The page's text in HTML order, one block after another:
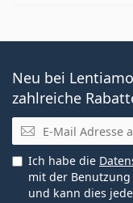
Neu bei
zahlreiche
E-Mail
Ich habe die
mit der
und kann dies